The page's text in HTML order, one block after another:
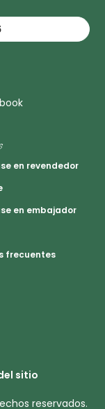
en revendedor
en embajador
frecuentes
sitio
reservados.